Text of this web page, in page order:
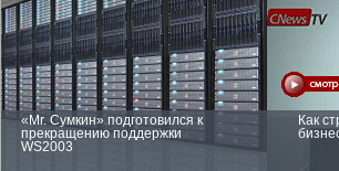
«Mr. Сумкин» подготовился к
прекращению поддержки
WS2003
Как